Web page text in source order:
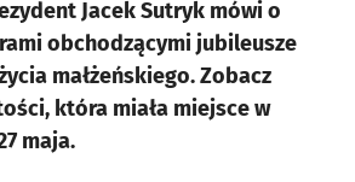
Jacek Sutryk mówi o
obchodzącymi jubileusze
małżeńskiego. Zobacz
która miała miejsce w
maja.